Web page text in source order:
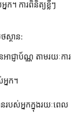
នក។ ការពិនិត្យខ្លីៗ
ស្ថាន:
ាជ្ញាប័ណ្ណ តាមរយៈការ
អ្នក។
នរបស់អ្នកក្នុងរយៈពេល